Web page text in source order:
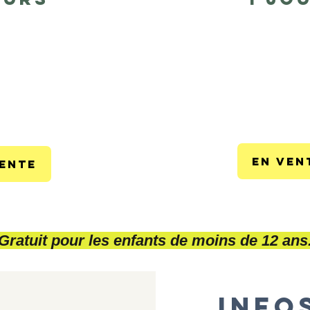
EN
pour les enfants de moins de 12